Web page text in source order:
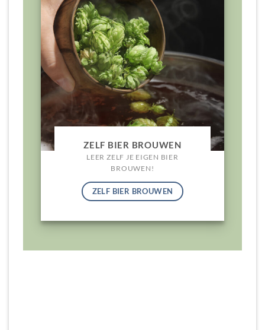
ZELF BIER BROUWEN
LEER ZELF JE EIGEN BIER
BROUWEN!
ZELF BIER BROUWEN